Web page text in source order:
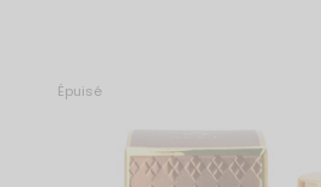
Épuisé